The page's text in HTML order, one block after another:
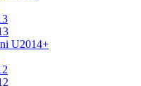
U2014+